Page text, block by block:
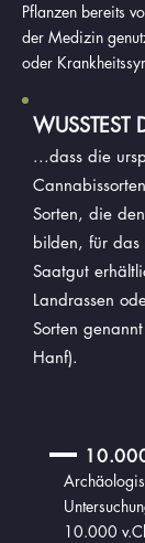
Pflanzen bereits
der Medizin
oder
WUSSTEST
...dass die
Sorten, die
bilden, für
Saatgut
Landrassen
Sorten
Hanf).
10.000